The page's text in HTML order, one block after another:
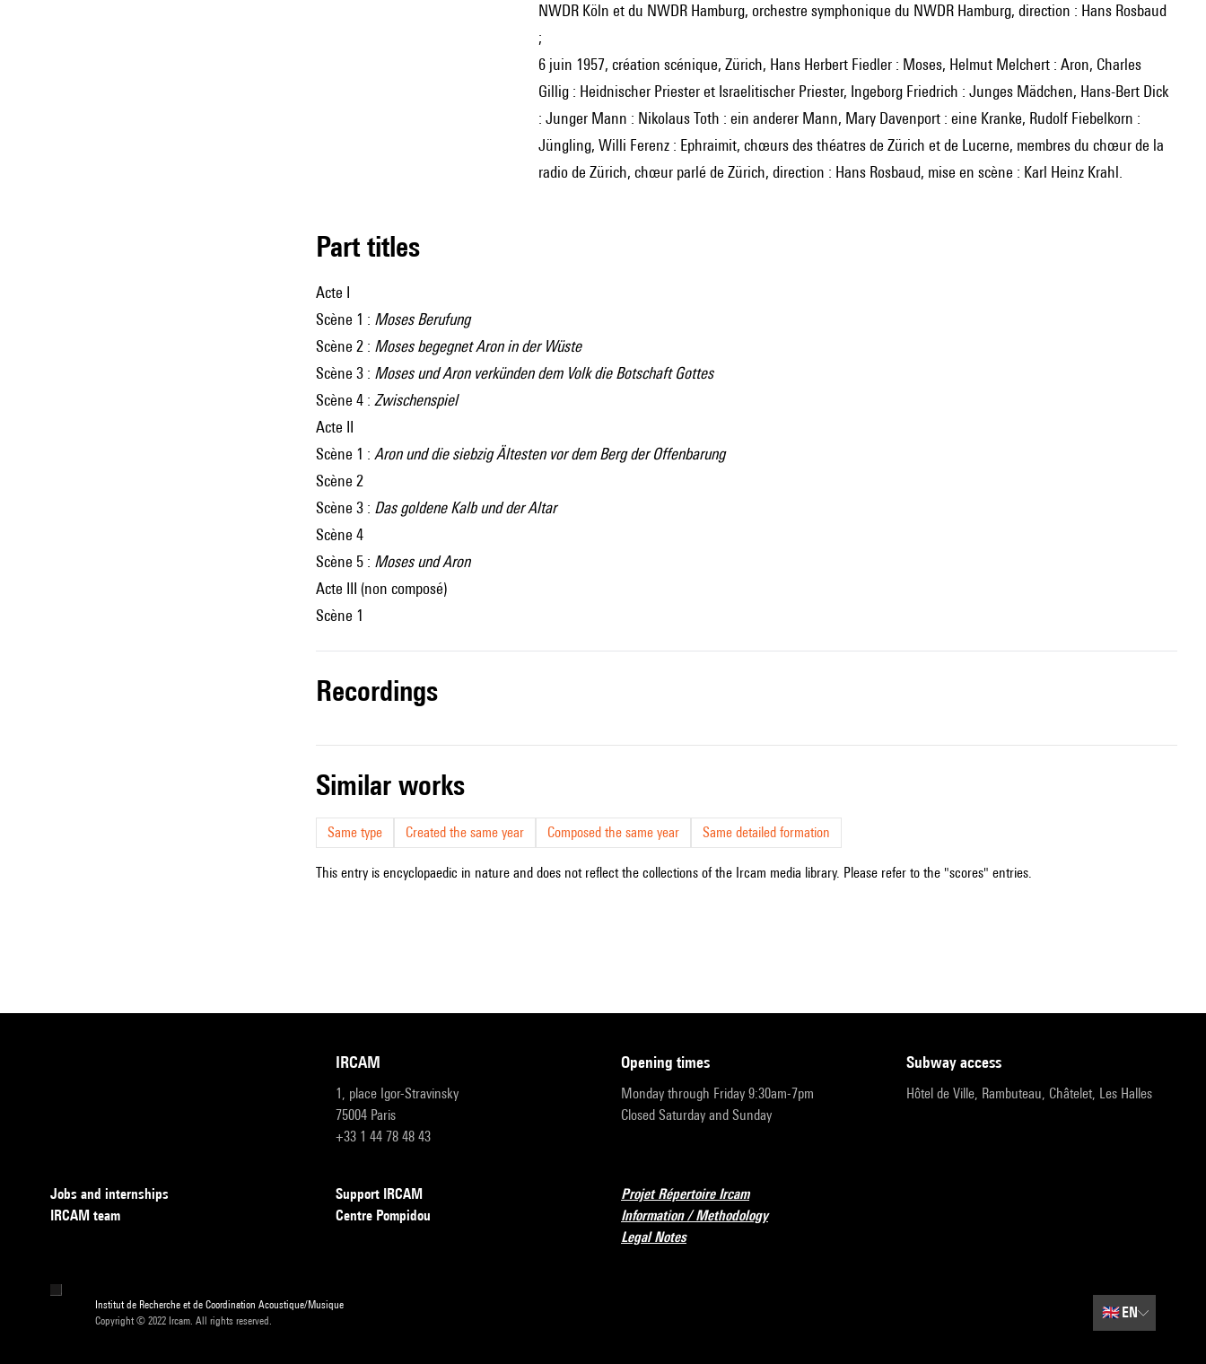
NWDR Köln et du NWDR Hamburg, orchestre symphonique du NWDR Hamburg, direction : Hans Rosbaud
;
6 juin 1957, création scénique, Zürich, Hans Herbert Fiedler : Moses, Helmut Melchert : Aron, Charles
Gillig : Heidnischer Priester et Israelitischer Priester, Ingeborg Friedrich : Junges Mädchen, Hans-Bert Dick
: Junger Mann : Nikolaus Toth : ein anderer Mann, Mary Davenport : eine Kranke, Rudolf Fiebelkorn :
Jüngling, Willi Ferenz : Ephraimit, chœurs des théatres de Zürich et de Lucerne, membres du chœur de la
radio de Zürich, chœur parlé de Zürich, direction : Hans Rosbaud, mise en scène : Karl Heinz Krahl.
Part titles
Acte I
Scène 1 : Moses Berufung
Scène 2 : Moses begegnet Aron in der Wüste
Scène 3 : Moses und Aron verkünden dem Volk die Botschaft Gottes
Scène 4 : Zwischenspiel
Acte II
Scène 1 : Aron und die siebzig Ältesten vor dem Berg der Offenbarung
Scène 2
Scène 3 : Das goldene Kalb und der Altar
Scène 4
Scène 5 : Moses und Aron
Acte III (non composé)
Scène 1
recordings
similar works
Same type Created the same year Composed the same year Same detailed formation
This entry is encyclopaedic in nature and does not reflect the collections of the Ircam media library. Please refer to the "scores" entries.
IRCAM
1, place Igor-Stravinsky
75004 Paris
+33 1 44 78 48 43
opening times
Monday through Friday 9:30am-7pm
Closed Saturday and Sunday
subway access
Hôtel de Ville, Rambuteau, Châtelet, Les Halles
Jobs and internships
IRCAM team
Support IRCAM
Centre Pompidou
Projet Répertoire Ircam
Information / Methodology
Legal Notes
Institut de Recherche et de Coordination Acoustique/Musique
Copyright © 2022 Ircam. All rights reserved.
🇬🇧EN